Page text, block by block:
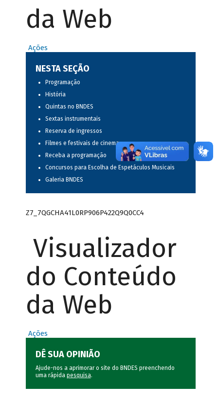
da Web
Ações
NESTA SEÇÃO
Programação
História
Quintas no BNDES
Sextas instrumentais
Reserva de ingressos
Filmes e festivais de cinema
Receba a programação
Concursos para Escolha de Espetáculos Musicais
Galeria BNDES
Z7_7QGCHA41L0RP906P422Q9Q0CC4
Visualizador
do Conteúdo
da Web
Ações
DÊ SUA OPINIÃO
Ajude-nos a aprimorar o site do BNDES preenchendo
uma rápida pesquisa.